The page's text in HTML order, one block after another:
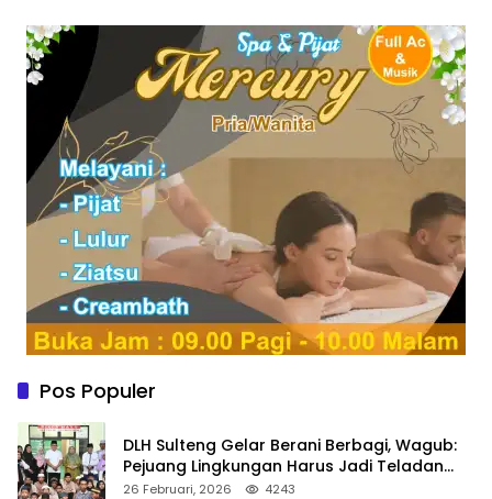
Pos Populer
DLH Sulteng Gelar Berani Berbagi, Wagub:
Pejuang Lingkungan Harus Jadi Teladan
Kepedulian
26 Februari, 2026 4243